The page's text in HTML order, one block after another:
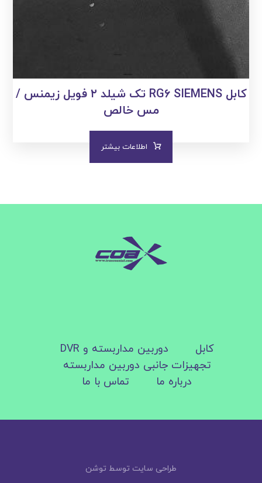
کابل RG۶ SIEMENS تک شیلد ۲ فویل زیمنس /
مس خالص
اطلاعات بیشتر
کابل
دوربین مداربسته و DVR
تجهیزات جانبی دوربین مداربسته
درباره ما
تماس با ما
طراحی سایت توسط توشن